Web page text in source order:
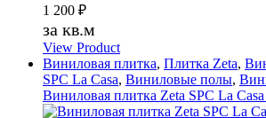
1 200 ₽
за кв.м
View Product
Виниловая плитка, Плитка Zeta,
SPC La Casa, Виниловые полы,
Виниловая плитка Zeta SPC La